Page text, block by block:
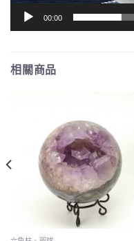
00:00
相關商品